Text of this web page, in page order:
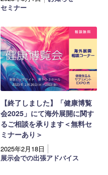
セミナー
【終了しました】「健康博覧
会2025」にて海外展開に関す
るご相談を承ります＜無料セ
ミナーあり＞
2025年2月18日
展示会での出張アドバイス